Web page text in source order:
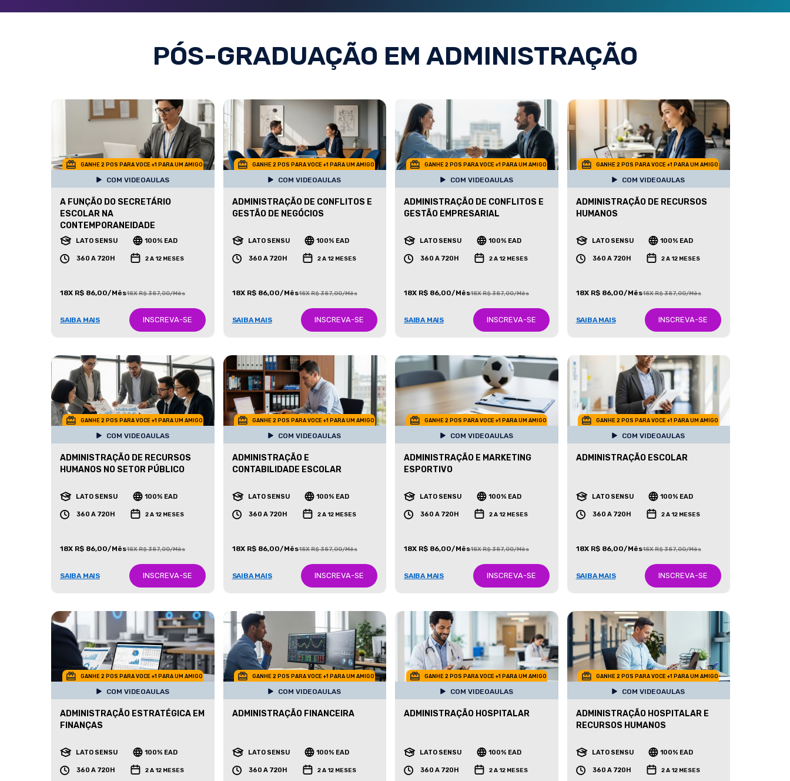
PÓS-GRADUAÇÃO EM ADMINISTRAÇÃO
GANHE 2 POS PARA VOCE +1 PARA UM AMIGO
COM VIDEOAULAS
A FUNÇÃO DO SECRETÁRIO
ESCOLAR NA
CONTEMPORANEIDADE
LATO SENSU 100% EAD
360 A 720H 2 A 12 MESES
18X R$ 86,00/Mês18X R$ 387,00/Mês
SAIBA MAIS INSCREVA-SE
GANHE 2 POS PARA VOCE +1 PARA UM AMIGO
COM VIDEOAULAS
ADMINISTRAÇÃO DE CONFLITOS E
GESTÃO DE NEGÓCIOS
LATO SENSU 100% EAD
360 A 720H 2 A 12 MESES
18X R$ 86,00/Mês18X R$ 387,00/Mês
SAIBA MAIS INSCREVA-SE
GANHE 2 POS PARA VOCE +1 PARA UM AMIGO
COM VIDEOAULAS
ADMINISTRAÇÃO DE CONFLITOS E
GESTÃO EMPRESARIAL
LATO SENSU 100% EAD
360 A 720H 2 A 12 MESES
18X R$ 86,00/Mês18X R$ 387,00/Mês
SAIBA MAIS INSCREVA-SE
GANHE 2 POS PARA VOCE +1 PARA UM AMIGO
COM VIDEOAULAS
ADMINISTRAÇÃO DE RECURSOS
HUMANOS
LATO SENSU 100% EAD
360 A 720H 2 A 12 MESES
18X R$ 86,00/Mês18X R$ 387,00/Mês
SAIBA MAIS INSCREVA-SE
GANHE 2 POS PARA VOCE +1 PARA UM AMIGO
COM VIDEOAULAS
ADMINISTRAÇÃO DE RECURSOS
HUMANOS NO SETOR PÚBLICO
LATO SENSU 100% EAD
360 A 720H 2 A 12 MESES
18X R$ 86,00/Mês18X R$ 387,00/Mês
SAIBA MAIS INSCREVA-SE
GANHE 2 POS PARA VOCE +1 PARA UM AMIGO
COM VIDEOAULAS
ADMINISTRAÇÃO E
CONTABILIDADE ESCOLAR
LATO SENSU 100% EAD
360 A 720H 2 A 12 MESES
18X R$ 86,00/Mês18X R$ 387,00/Mês
SAIBA MAIS INSCREVA-SE
GANHE 2 POS PARA VOCE +1 PARA UM AMIGO
COM VIDEOAULAS
ADMINISTRAÇÃO E MARKETING
ESPORTIVO
LATO SENSU 100% EAD
360 A 720H 2 A 12 MESES
18X R$ 86,00/Mês18X R$ 387,00/Mês
SAIBA MAIS INSCREVA-SE
GANHE 2 POS PARA VOCE +1 PARA UM AMIGO
COM VIDEOAULAS
ADMINISTRAÇÃO ESCOLAR
LATO SENSU 100% EAD
360 A 720H 2 A 12 MESES
18X R$ 86,00/Mês18X R$ 387,00/Mês
SAIBA MAIS INSCREVA-SE
GANHE 2 POS PARA VOCE +1 PARA UM AMIGO
COM VIDEOAULAS
ADMINISTRAÇÃO ESTRATÉGICA EM
FINANÇAS
LATO SENSU 100% EAD
360 A 720H 2 A 12 MESES
GANHE 2 POS PARA VOCE +1 PARA UM AMIGO
COM VIDEOAULAS
ADMINISTRAÇÃO FINANCEIRA
LATO SENSU 100% EAD
360 A 720H 2 A 12 MESES
GANHE 2 POS PARA VOCE +1 PARA UM AMIGO
COM VIDEOAULAS
ADMINISTRAÇÃO HOSPITALAR
LATO SENSU 100% EAD
360 A 720H 2 A 12 MESES
GANHE 2 POS PARA VOCE +1 PARA UM AMIGO
COM VIDEOAULAS
ADMINISTRAÇÃO HOSPITALAR E
RECURSOS HUMANOS
LATO SENSU 100% EAD
360 A 720H 2 A 12 MESES